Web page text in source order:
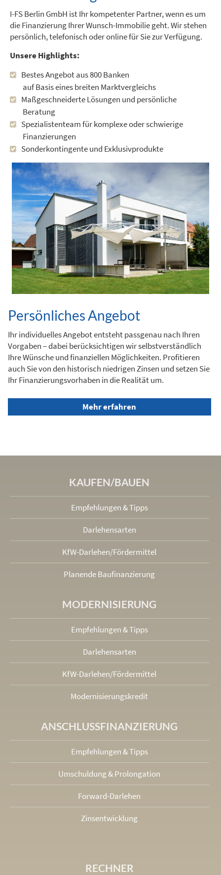
I-FS Berlin GmbH ist Ihr kompetenter Partner, wenn es um
die Finanzierung Ihrer Wunsch-Immobilie geht. Wir stehen
persönlich, telefonisch oder online für Sie zur Verfügung.
Unsere Highlights:
Bestes Angebot aus 800 Banken
auf Basis eines breiten Marktvergleichs
Maßgeschneiderte Lösungen und persönliche
Beratung
Spezialistenteam für komplexe oder schwierige
Finanzierungen
Sonderkontingente und Exklusivprodukte
Persönliches Angebot
Ihr individuelles Angebot entsteht passgenau nach Ihren
Vorgaben – dabei berücksichtigen wir selbstverständlich
Ihre Wünsche und finanziellen Möglichkeiten. Profitieren
auch Sie von den historisch niedrigen Zinsen und setzen Sie
Ihr Finanzierungsvorhaben in die Realität um.
Mehr erfahren
KAUFEN/BAUEN
Empfehlungen & Tipps
Darlehensarten
KfW-Darlehen/Fördermittel
Planende Baufinanzierung
MODERNISIERUNG
Empfehlungen & Tipps
Darlehensarten
KfW-Darlehen/Fördermittel
Modernisierungskredit
ANSCHLUSS­FINANZIERUNG
Empfehlungen & Tipps
Umschuldung & Prolongation
Forward-Darlehen
Zinsentwicklung
RECHNER